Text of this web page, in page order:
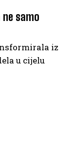
samo
iz
u cijelu